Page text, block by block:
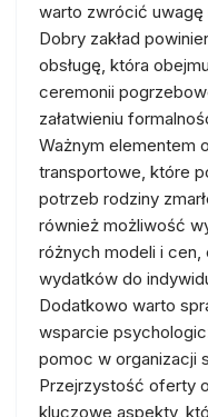
warto zwrócić uwagę
Dobry zakład
obsługę, która
ceremonii
załatwieniu
Ważnym elementem
transportowe, które
potrzeb rodziny
również możliwość
różnych modeli i
wydatków do
Dodatkowo warto
wsparcie
pomoc w organizacji
Przejrzystość oferty
kluczowe aspekty,